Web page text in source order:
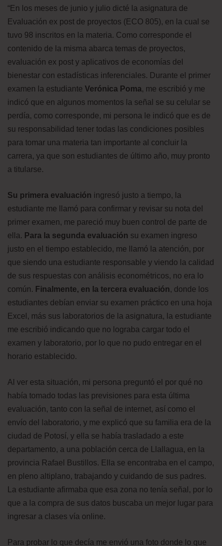
“En los meses de junio y julio dicté la asignatura de
Evaluación ex post de proyectos (ECO 805), en la cual se
tuvo 98 inscritos en la materia. Como corresponde el
contenido de la misma abarca temas de proyectos,
evaluación ex post y aplicativos de economías del
bienestar con estadísticas inferenciales. Durante el primer
examen la estudiante Verónica Poma, me escribió y me
indicó que en algunos momentos la señal se su celular se
perdía, como corresponde, mi persona le indicó que es de
su responsabilidad tener todas las condiciones posibles
para tomar una materia tan importante al concluir la
carrera, ya que son estudiantes de último año, muy pronto
a titularse.
Su primera evaluación ingresó justo a tiempo, la
estudiante me llamó para confirmar y revisar su nota del
primer examen, me pareció muy buen control de parte de
ella. Para la segunda evaluación su examen ingreso
justo en el tiempo establecido, me llamó la atención, por
que siendo una estudiante responsable y viendo la calidad
de sus respuestas con análisis econométricos, no era lo
común. Finalmente, en la tercera evaluación, donde los
estudiantes debían enviar su examen práctico en una hoja
Excel, más sus laboratorios de la asignatura, la estudiante
me escribió indicando que no lograba cargar todo el
examen y laboratorio, por lo que no pudo entregar en el
horario establecido.
Al ver esta situación, mi persona preguntó el por qué no
había tomado todas las previsiones para esta última
evaluación, tanto con la señal de internet, así como el
envío del laboratorio, y me explicó que su familia era de la
ciudad de Potosí, y ella se había trasladado a este
departamento, a una población cerca de Llallagua, en la
provincia Rafael Bustillos. Ella se encontraba en el campo,
en pleno altiplano, trabajando y cuidando de sus padres.
La estudiante afirmaba que esa zona no tenía señal, por lo
que a la compra de sus datos buscaba un mejor lugar para
ingresar a clases vía online.
Para probar lo que decía me envió una foto donde lo que